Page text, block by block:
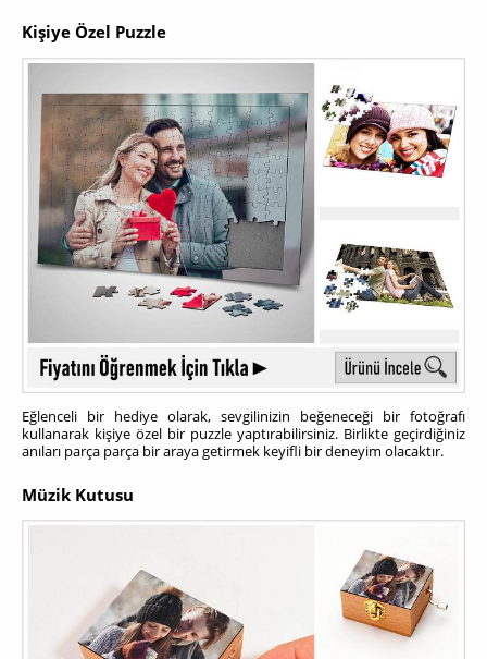
Kişiye Özel Puzzle
Eğlenceli bir hediye olarak, sevgilinizin beğeneceği bir fotoğrafı
kullanarak kişiye özel bir puzzle yaptırabilirsiniz. Birlikte geçirdiğiniz
anıları parça parça bir araya getirmek keyifli bir deneyim olacaktır.
Müzik Kutusu